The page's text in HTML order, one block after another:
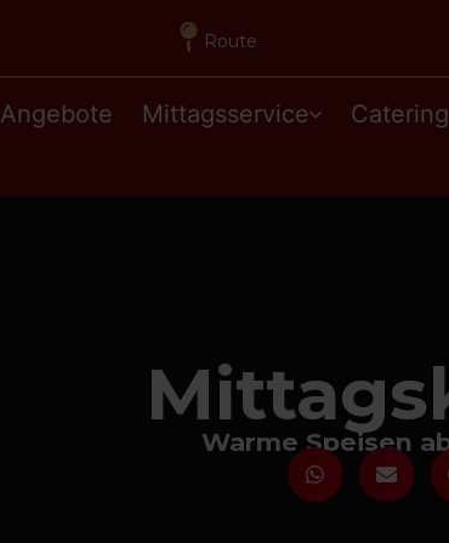
Route
Angebote Mittagsservice Catering
Warme Speisen ab